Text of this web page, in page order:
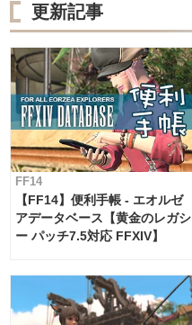
更新記事
FF14
【FF14】便利手帳 - エオルゼ
アデータベース【黄金のレガシ
ー パッチ7.5対応 FFXIV】